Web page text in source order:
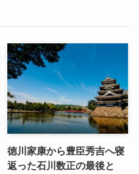
徳川家康から豊臣秀吉へ寝
返った石川数正の最後と